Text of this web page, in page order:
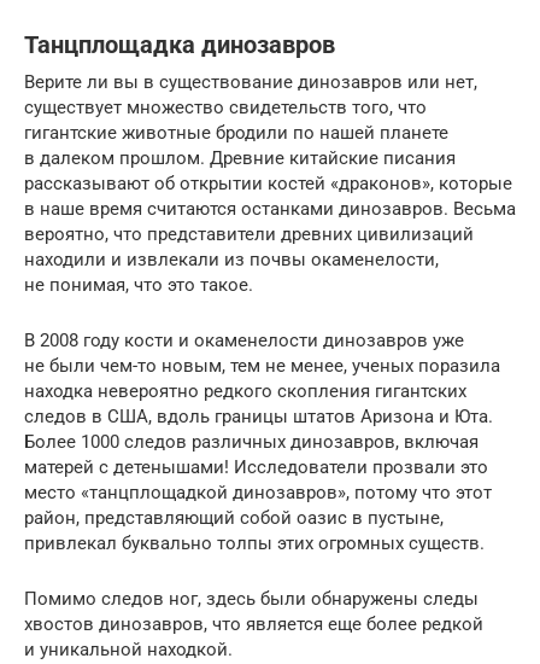
Танцплощадка динозавров
Верите ли вы в существование динозавров или нет,
существует множество свидетельств того, что
гигантские животные бродили по нашей планете
в далеком прошлом. Древние китайские писания
рассказывают об открытии костей «драконов», которые
в наше время считаются останками динозавров. Весьма
вероятно, что представители древних цивилизаций
находили и извлекали из почвы окаменелости,
не понимая, что это такое.
В 2008 году кости и окаменелости динозавров уже
не были чем-то новым, тем не менее, ученых поразила
находка невероятно редкого скопления гигантских
следов в США, вдоль границы штатов Аризона и Юта.
Более 1000 следов различных динозавров, включая
матерей с детенышами! Исследователи прозвали это
место «танцплощадкой динозавров», потому что этот
район, представляющий собой оазис в пустыне,
привлекал буквально толпы этих огромных существ.
Помимо следов ног, здесь были обнаружены следы
хвостов динозавров, что является еще более редкой
и уникальной находкой.